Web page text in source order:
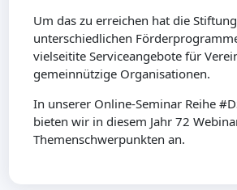
Um das zu erreichen hat die
unterschiedlichen
vielseitite Serviceangebote für
gemeinnützige Organisationen.
In unserer Online-Seminar Reihe
bieten wir in diesem Jahr 72
Themenschwerpunkten an.